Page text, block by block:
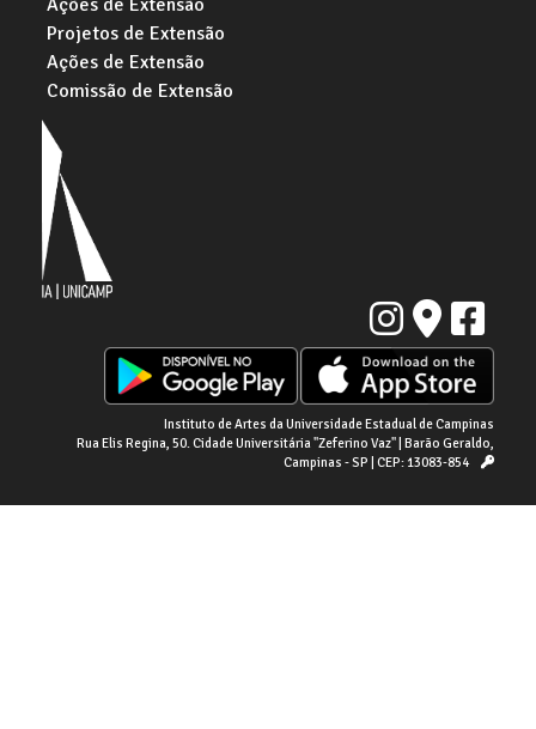
Ações de Extensão
Projetos de Extensão
Ações de Extensão
Comissão de Extensão
Instituto de Artes da Universidade Estadual de Campinas
Rua Elis Regina, 50. Cidade Universitária "Zeferino Vaz" | Barão Geraldo,
Campinas - SP | CEP: 13083-854